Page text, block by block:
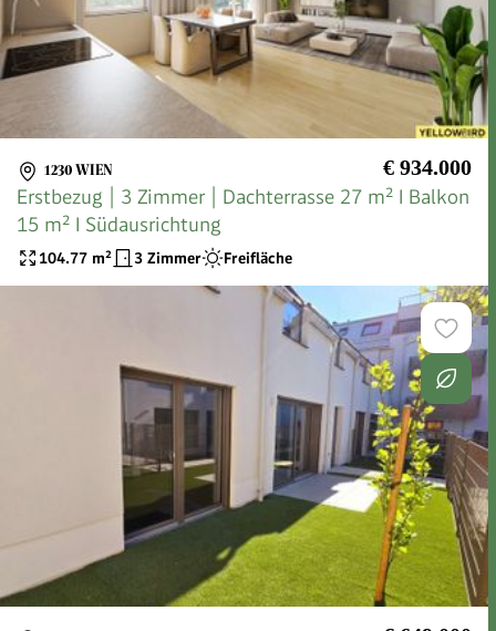
1230 WIEN € 934.000
Erstbezug | 3 Zimmer | Dachterrasse 27 m² I Balkon
15 m² I Südausrichtung
104.77 m² 3 Zimmer Freifläche